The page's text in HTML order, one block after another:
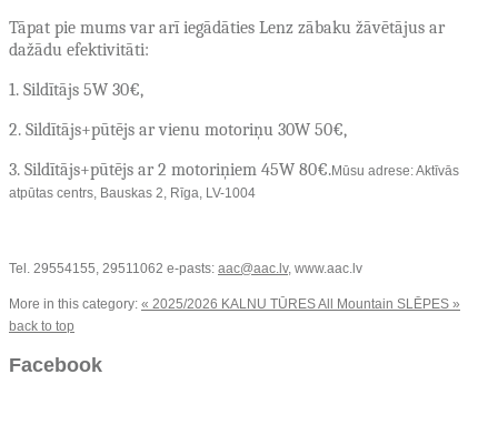
Tāpat pie mums var arī iegādāties Lenz zābaku žāvētājus ar
dažādu efektivitāti:
1. Sildītājs 5W 30€,
2. Sildītājs+pūtējs ar vienu motoriņu 30W 50€,
3. Sildītājs+pūtējs ar 2 motoriņiem 45W 80€.Mūsu adrese: Aktīvās
atpūtas centrs, Bauskas 2, Rīga, LV-1004
Tel. 29554155, 29511062 e-pasts: aac@aac.lv, www.aac.lv
More in this category: « 2025/2026 KALNU TŪRESAll Mountain SLĒPES »
back to top
Facebook